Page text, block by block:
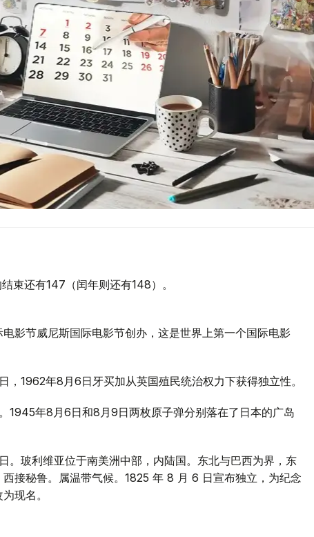
束还有147（闰年则还有148）。
影节威尼斯国际电影节创办，这是世界上第一个国际电影
1962年8月6日牙买加从英国殖民统治权力下获得独立性。
1945年8月6日和8月9日两枚原子弹分别落在了日本的广岛
。玻利维亚位于南美洲中部，内陆国。东北与巴西为界，东
接秘鲁。属温带气候。1825 年 8 月 6 日宣布独立，为纪念
现名。